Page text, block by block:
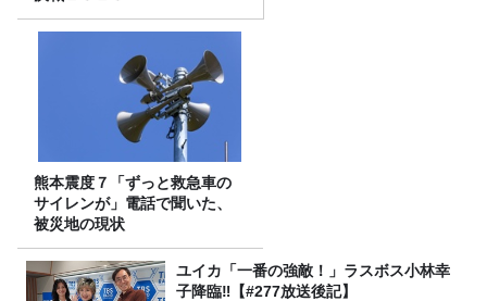
熊本震度７「ずっと救急車の
サイレンが」電話で聞いた、
被災地の現状
ユイカ「一番の強敵！」ラスボス小林幸
子降臨‼【#277放送後記】